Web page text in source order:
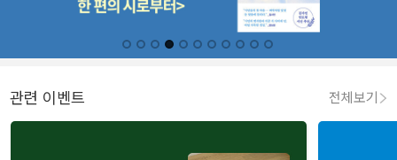
관련 이벤트 전체보기